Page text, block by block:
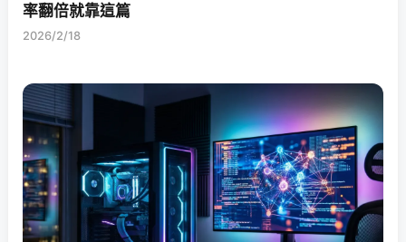
率翻倍就靠這篇
2026/2/18